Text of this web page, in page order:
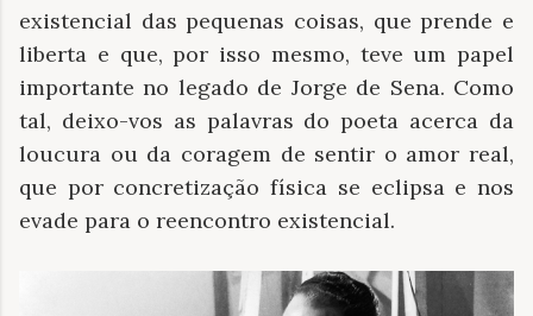
existencial das pequenas coisas, que prende e
liberta e que, por isso mesmo, teve um papel
importante no legado de Jorge de Sena. Como
tal, deixo-vos as palavras do poeta acerca da
loucura ou da coragem de sentir o amor real,
que por concretização física se eclipsa e nos
evade para o reencontro existencial.